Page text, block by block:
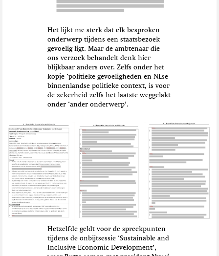
Het lijkt me sterk dat elk besproken
onderwerp tijdens een staatsbezoek
gevoelig ligt. Maar de ambtenaar die
ons verzoek behandelt denk hier
blijkbaar anders over. Zelfs onder het
kopje ‘politieke gevoeligheden en NLse
binnenlandse politieke context, is voor
de zekerheid zelfs het laatste weggelakt
onder ‘ander onderwerp’.
Hetzelfde geldt voor de spreekpunten
tijdens de onbijtsessie ‘Sustainable and
Inclusive Economic Development’,